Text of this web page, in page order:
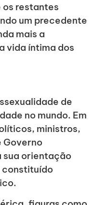
os restantes
um precedente
mais a
vida íntima dos
de
no mundo. Em
ministros,
Governo
sua orientação
constituído